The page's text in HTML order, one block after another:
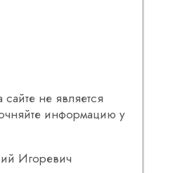
не является
информацию у
Игоревич